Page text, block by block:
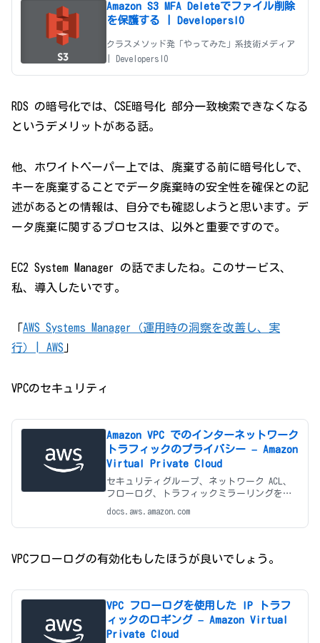
Amazon S3 MFA Deleteでファイル削除
を保護する | DevelopersIO
クラスメソッド発「やってみた」系技術メディア
| DevelopersIO
RDS の暗号化では、CSE暗号化 部分一致検索できなくなる
というデメリットがある話。
他、ホワイトペーパー上では、廃棄する前に暗号化しで、
キーを廃棄することでデータ廃棄時の安全性を確保との記
述があるとの情報は、自分でも確認しようと思います。デ
ータ廃棄に関するプロセスは、以外と重要ですので。
EC2 System Manager の話でましたね。このサービス、
私、導入したいです。
「AWS Systems Manager（運用時の洞察を改善し、実
行）| AWS 」
VPCのセキュリティ
Amazon VPC でのインターネットワーク
トラフィックのプライバシー – Amazon
Virtual Private Cloud
セキュリティグループ、ネットワーク ACL、
フローログ、トラフィックミラーリングを使
用して VPC セキュリティを強化し、トラフィ
ックを制御、モニタリング、再現します。
docs.aws.amazon.com
VPCフローログの有効化もしたほうが良いでしょう。
VPC フローログを使用した IP トラフ
ィックのロギング – Amazon Virtual
Private Cloud